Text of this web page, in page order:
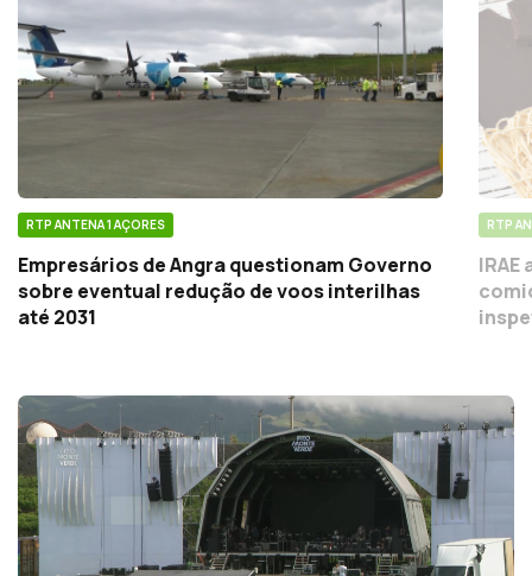
RTP ANTENA 1 AÇORES
Empresários de Angra questionam Governo
sobre eventual redução de voos interilhas
até 2031
RTP